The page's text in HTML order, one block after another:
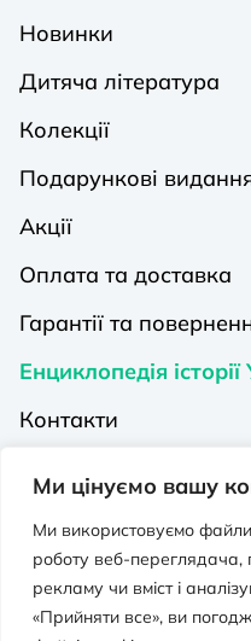
Ми цінуємо вашу
Ми використовуємо
роботу веб-переглядача,
рекламу чи вміст і
«Прийняти все», ви
Новинки
Дитяча література
Колекції
Подарункові
Акції
Оплата та доставка
Гарантії та
Енциклопедія історії
Контакти
Видавництва на
Політика
Публічна оферта